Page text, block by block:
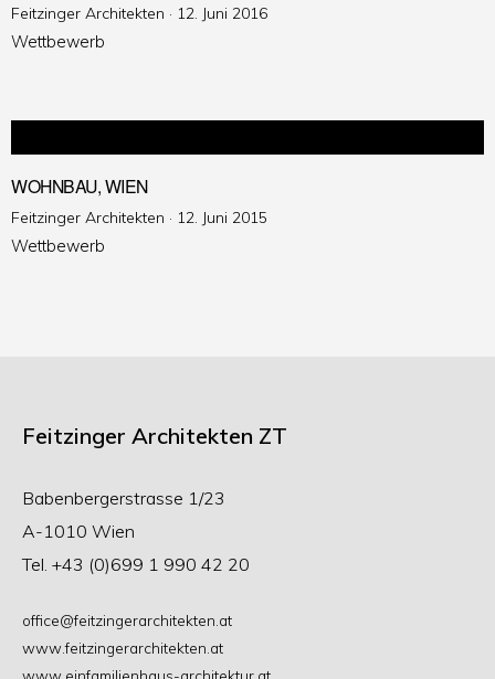
Feitzinger Architekten · Veröffentlicht
12. Juni 2016
Wettbewerb
WOHNBAU, WIEN
Feitzinger Architekten · Veröffentlicht
12. Juni 2015
Wettbewerb
Feitzinger Architekten ZT
Babenbergerstrasse 1/23
A-1010 Wien
Tel. +43 (0)699 1 990 42 20
office@feitzingerarchitekten.at
www.feitzingerarchitekten.at
www.einfamilienhaus-architektur.at